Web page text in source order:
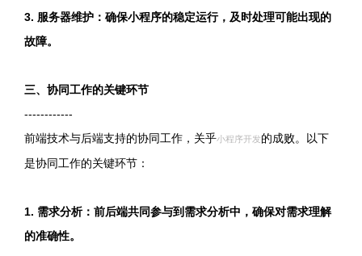
3. 服务器维护：确保小程序的稳定运行，及时处理可能出现的
故障。
三、协同工作的关键环节
------------
前端技术与后端支持的协同工作，关乎小程序开发的成败。以下
是协同工作的关键环节：
1. 需求分析：前后端共同参与到需求分析中，确保对需求理解
的准确性。